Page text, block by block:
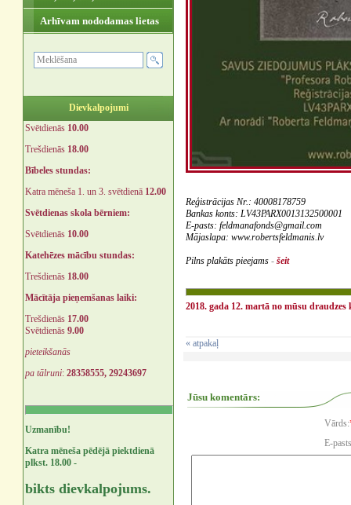
Arhīvam nododamas lietas
Dievkalpojumi
Svētdienās 10.00
Trešdienās 18.00
Bībeles stundas:
Katra mēneša 1. un 3. svētdienā 12.00
Svētdienas skola bērniem:
Svētdienās 10.00
Katehēzes mācību stundas:
Trešdienās 18.00
Mācītāja pieņemšanas laiki:
Trešdienās 17.00
Svētdienās 9.00
pieteikšanās
pa tālruni: 28358555, 29243697
Uzmanību!
Katra mēneša pēdējā piektdienā
plkst. 18.00 -
bikts dievkalpojums.
Reģistrācijas Nr.: 40008178759
Bankas konts: LV43PARX0013132500001
E-pasts: feldmanafonds@gmail.com
Mājaslapa: www.robertsfeldmanis.lv
‍Pilns plakāts pieejams - šeit
2018. gada 12. martā no mūsu
« atpakaļ
Jūsu komentārs:
Vārds:
E-